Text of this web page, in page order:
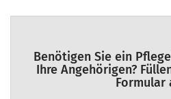
Benötigen Sie ein
Ihre Angehörigen?
Formular